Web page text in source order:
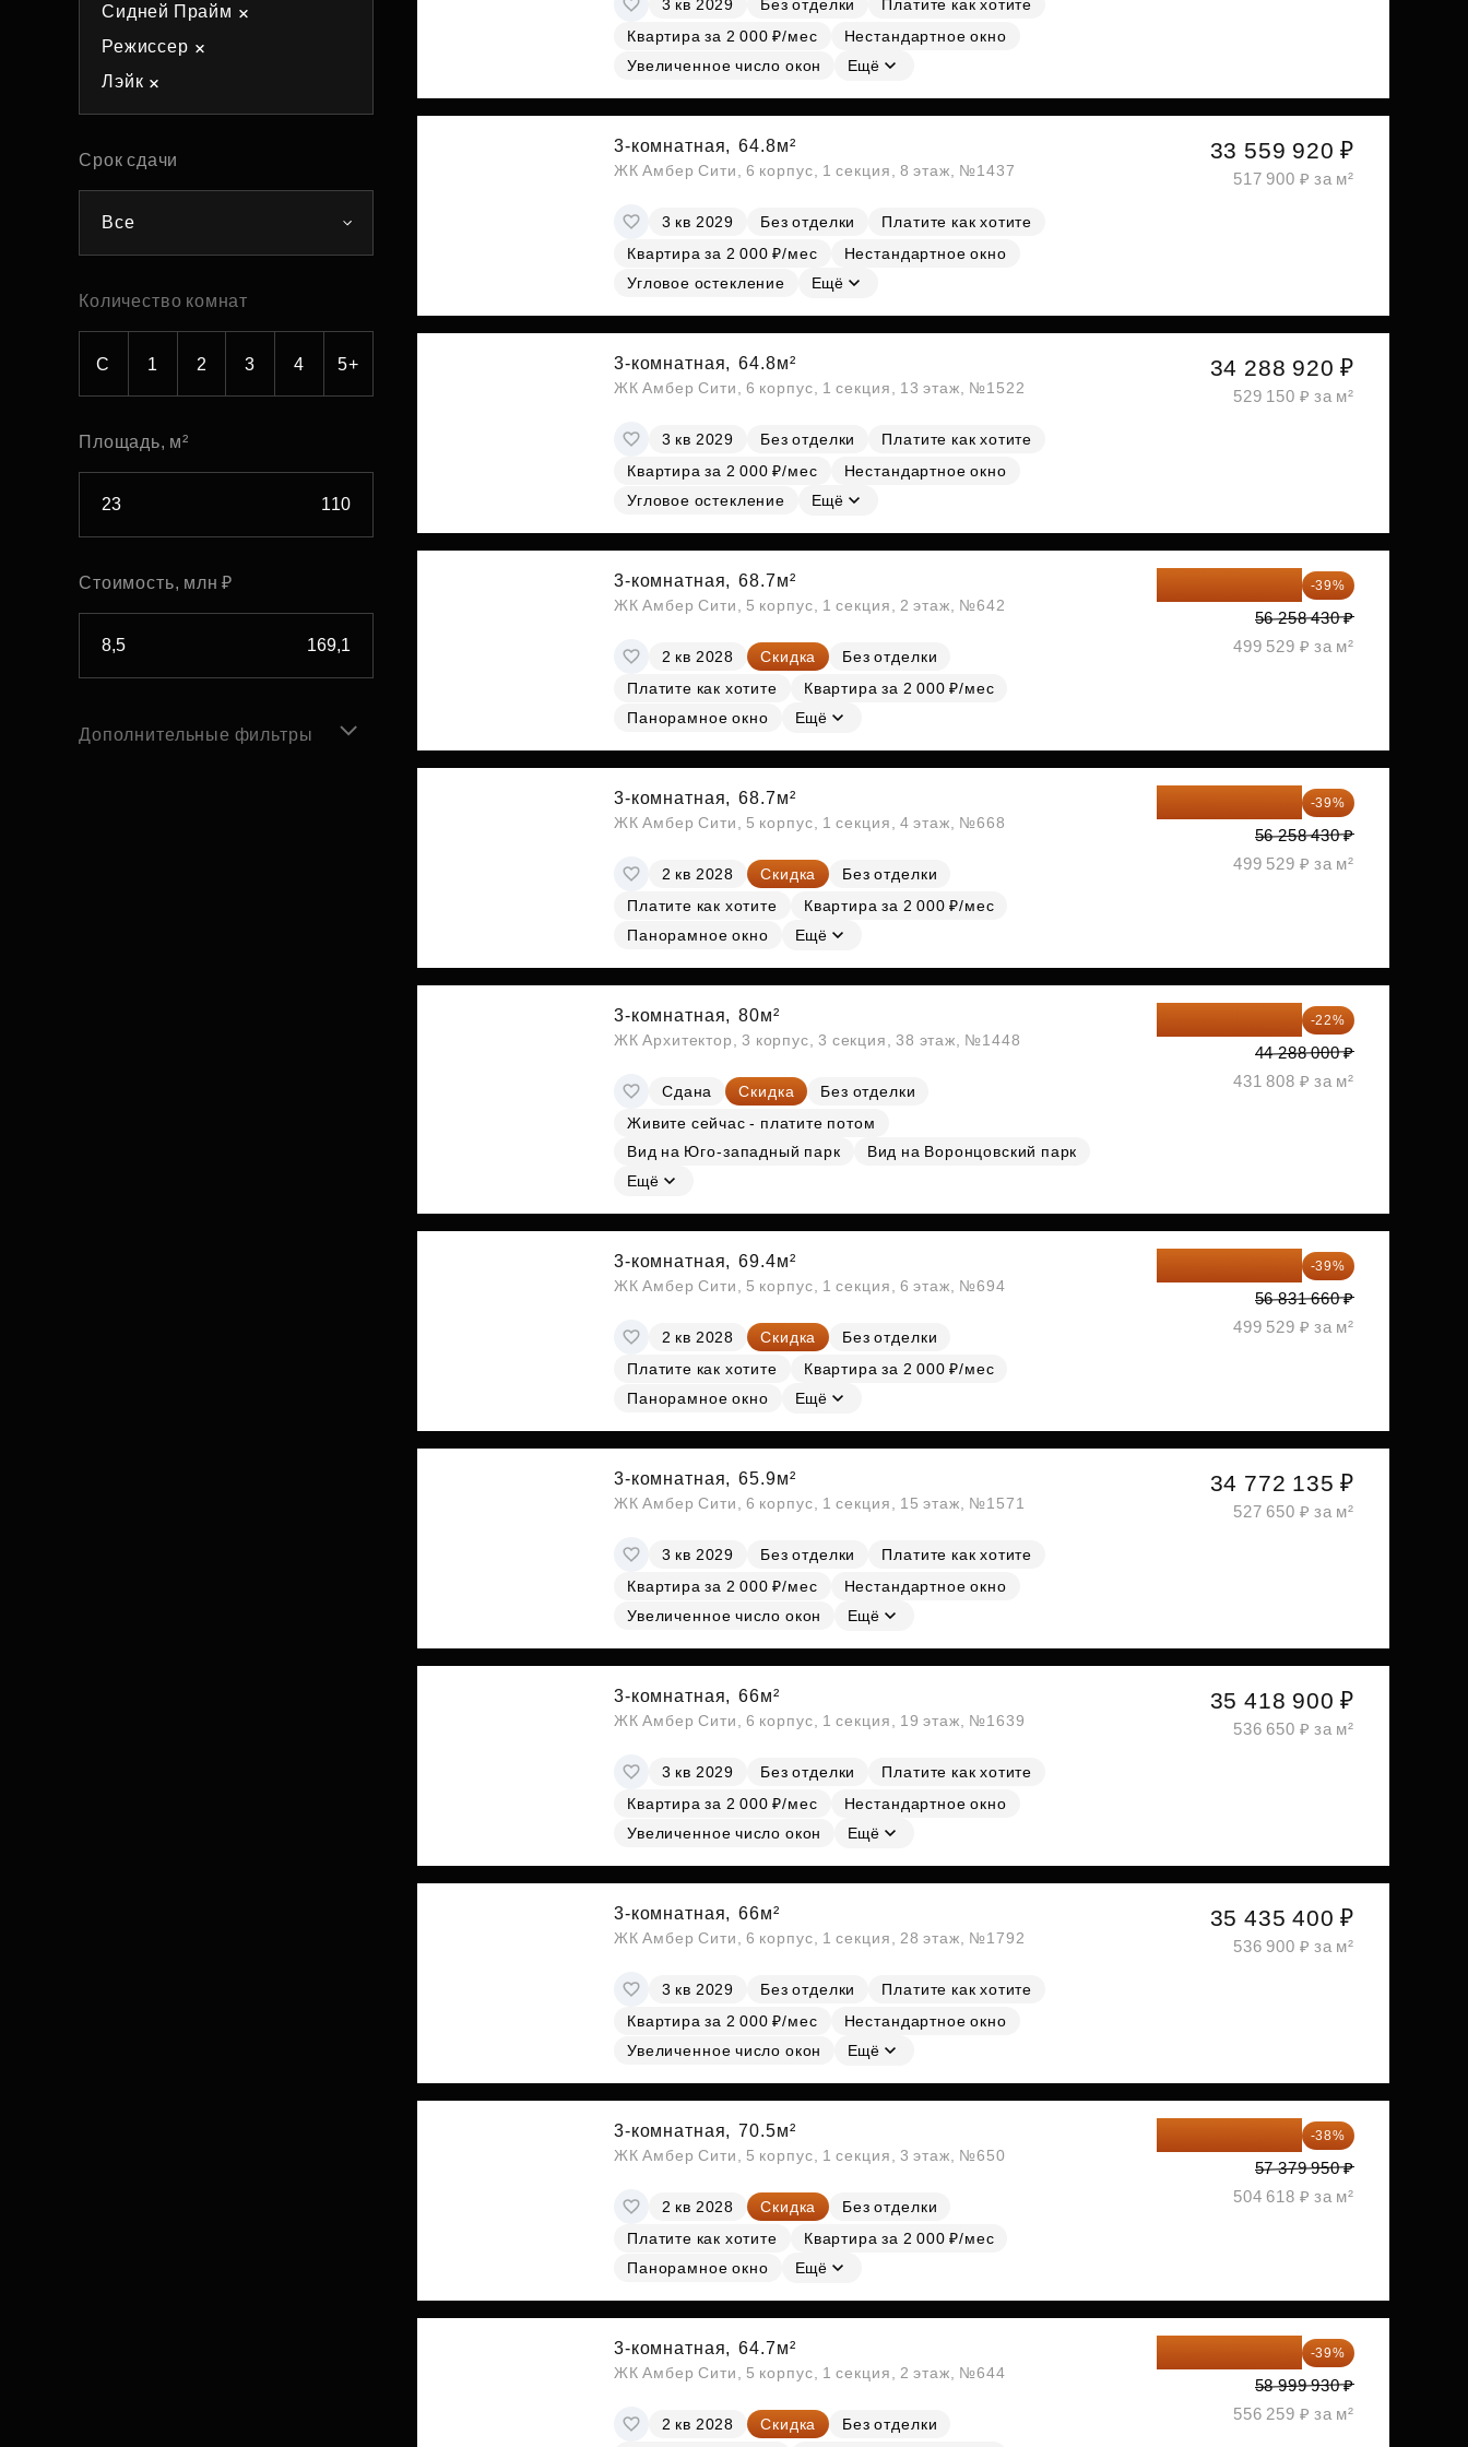
Субсидии
Сидней Прайм
Режиссер
Лэйк
Срок сдачи
Все
Количество комнат
С 1 2 3 4 5+
Площадь, м²
Стоимость, млн ₽
Дополнительные фильтры
3 кв 2029 Без отделки
Платите как хотите
Квартира за 2 000 ₽/мес
Нестандартное окно
Увеличенное число окон
Ещё
3-комнатная, 64.8м²
ЖК Амбер Сити, 6 корпус, 1 секция, 8 этаж, №1437
3 кв 2029 Без отделки
Платите как хотите
Квартира за 2 000 ₽/мес
Нестандартное окно
Угловое остекление
Ещё
33 559 920 ₽
517 900 ₽ за м²
3-комнатная, 64.8м²
ЖК Амбер Сити, 6 корпус, 1 секция, 13 этаж, №1522
3 кв 2029 Без отделки
Платите как хотите
Квартира за 2 000 ₽/мес
Нестандартное окно
Угловое остекление
Ещё
34 288 920 ₽
529 150 ₽ за м²
3-комнатная, 68.7м²
ЖК Амбер Сити, 5 корпус, 1 секция, 2 этаж, №642
2 кв 2028 Скидка
Без отделки
Платите как хотите
Квартира за 2 000 ₽/мес
Панорамное окно
Ещё
-39%
56 258 430 ₽
499 529 ₽ за м²
3-комнатная, 68.7м²
ЖК Амбер Сити, 5 корпус, 1 секция, 4 этаж, №668
2 кв 2028 Скидка
Без отделки
Платите как хотите
Квартира за 2 000 ₽/мес
Панорамное окно
Ещё
-39%
56 258 430 ₽
499 529 ₽ за м²
3-комнатная, 80м²
ЖК Архитектор, 3 корпус, 3 секция, 38 этаж, №1448
Сдана Скидка
Без отделки
Живите сейчас - платите потом
Вид на Юго-западный парк
Вид на Воронцовский парк
Ещё
-22%
44 288 000 ₽
431 808 ₽ за м²
3-комнатная, 69.4м²
ЖК Амбер Сити, 5 корпус, 1 секция, 6 этаж, №694
2 кв 2028 Скидка
Без отделки
Платите как хотите
Квартира за 2 000 ₽/мес
Панорамное окно
Ещё
-39%
56 831 660 ₽
499 529 ₽ за м²
3-комнатная, 65.9м²
ЖК Амбер Сити, 6 корпус, 1 секция, 15 этаж, №1571
3 кв 2029 Без отделки
Платите как хотите
Квартира за 2 000 ₽/мес
Нестандартное окно
Увеличенное число окон
Ещё
34 772 135 ₽
527 650 ₽ за м²
3-комнатная, 66м²
ЖК Амбер Сити, 6 корпус, 1 секция, 19 этаж, №1639
3 кв 2029 Без отделки
Платите как хотите
Квартира за 2 000 ₽/мес
Нестандартное окно
Увеличенное число окон
Ещё
35 418 900 ₽
536 650 ₽ за м²
3-комнатная, 66м²
ЖК Амбер Сити, 6 корпус, 1 секция, 28 этаж, №1792
3 кв 2029 Без отделки
Платите как хотите
Квартира за 2 000 ₽/мес
Нестандартное окно
Увеличенное число окон
Ещё
35 435 400 ₽
536 900 ₽ за м²
3-комнатная, 70.5м²
ЖК Амбер Сити, 5 корпус, 1 секция, 3 этаж, №650
2 кв 2028 Скидка
Без отделки
Платите как хотите
Квартира за 2 000 ₽/мес
Панорамное окно
Ещё
-38%
57 379 950 ₽
504 618 ₽ за м²
3-комнатная, 64.7м²
ЖК Амбер Сити, 5 корпус, 1 секция, 2 этаж, №644
2 кв 2028 Скидка Без отделки
-39%
58 999 930 ₽
556 259 ₽ за м²